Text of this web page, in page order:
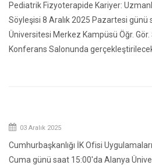
Pediatrik Fizyoterapide Kariyer:
Söyleşisi 8 Aralık 2025 Pazartesi günü
Üniversitesi Merkez Kampüsü Öğr. Gör.
Konferans Salonunda
03 Aralık 2025
Cumhurbaşkanlığı İK Ofisi Uygulamaları
Cuma günü saat 15:00'da Alanya